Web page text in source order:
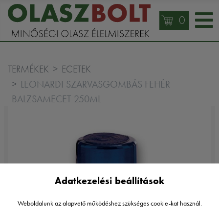
0
TERMÉKEK ECETEK
LEONARDI SZARVASGOMBÁS FEHÉR
BALZSAMECET 250ML
Adatkezelési beállítások
Weboldalunk az alapvető működéshez szükséges cookie-kat használ.